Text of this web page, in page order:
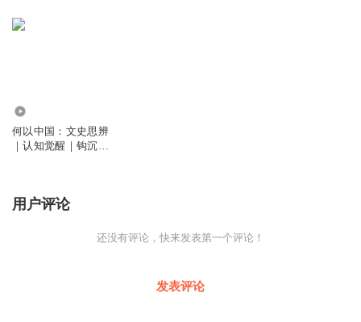
何以中国：文史思辨
｜认知觉醒｜钩沉历
用户评论
还没有评论，快来发表第一个评论！
发表评论